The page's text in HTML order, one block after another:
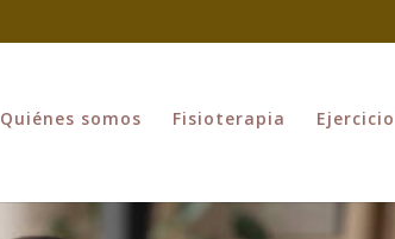
Quiénes somos Fisioterapia